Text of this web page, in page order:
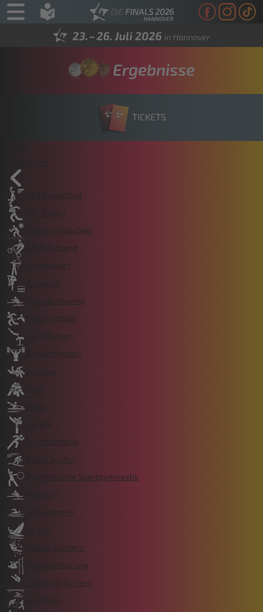
Ergebnisse
TICKETS
3x3 Basketball
7er-Rugby
Beach-Volleyball
BMX Flatland
Bogensport
Breaking
Coastal Rowing
Flag Football
Gerätturnen
Gewichtheben
Ju-Jutsu
Leichtathletik
Rapid Surfen
Rhythmische Sportgymnastik
Rudern
Schwimmen
Segeln
Speed-Klettern
Stabhochsprung
Trampolinturnen
Triathlon